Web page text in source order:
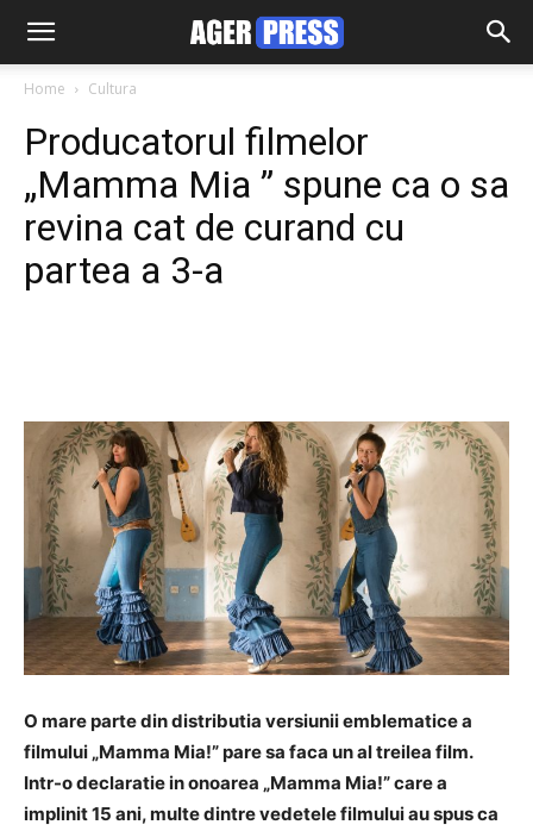
Home Cultura
Producatorul filmelor
„Mamma Mia ” spune ca o sa
revina cat de curand cu
partea a 3-a
O mare parte din distributia versiunii emblematice a
filmului „Mamma Mia!” pare sa faca un al treilea film.
Intr-o declaratie in onoarea „Mamma Mia!” care a
implinit 15 ani, multe dintre vedetele filmului au spus ca